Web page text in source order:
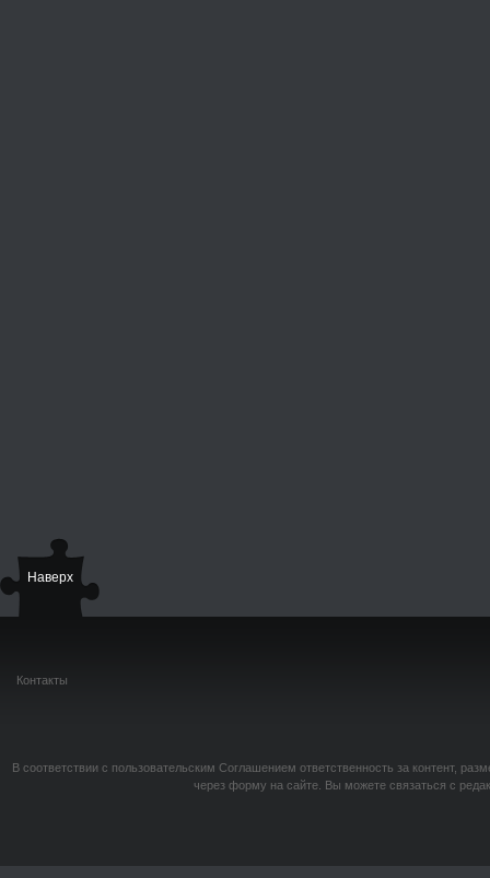
Наверх
Контакты
В соответствии с пользовательским Соглашением ответственность за контент,
через форму на сайте. Вы можете связаться с